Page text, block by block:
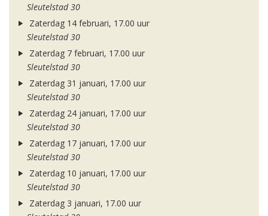
Sleutelstad 30
Zaterdag 14 februari, 17.00 uur
Sleutelstad 30
Zaterdag 7 februari, 17.00 uur
Sleutelstad 30
Zaterdag 31 januari, 17.00 uur
Sleutelstad 30
Zaterdag 24 januari, 17.00 uur
Sleutelstad 30
Zaterdag 17 januari, 17.00 uur
Sleutelstad 30
Zaterdag 10 januari, 17.00 uur
Sleutelstad 30
Zaterdag 3 januari, 17.00 uur